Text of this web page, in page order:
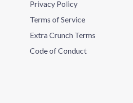
Privacy Policy
Terms of Service
Extra Crunch Terms
Code of Conduct